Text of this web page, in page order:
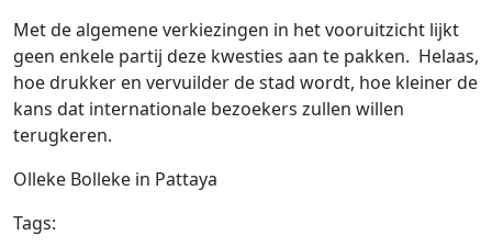
Met de algemene verkiezingen in het vooruitzicht lijkt
geen enkele partij deze kwesties aan te pakken. Helaas,
hoe drukker en vervuilder de stad wordt, hoe kleiner de
kans dat internationale bezoekers zullen willen
terugkeren.
Olleke Bolleke in Pattaya
Tags: